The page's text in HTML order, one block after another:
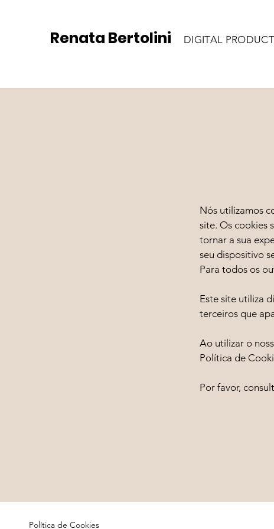
Renata Bertolini DIGITAL
Nós utilizamos
site. Os cookies
tornar a sua
seu dispositivo
Para todos os
Este site utiliza
terceiros que
Ao utilizar o
Política de
Por favor,
Política de Cookies